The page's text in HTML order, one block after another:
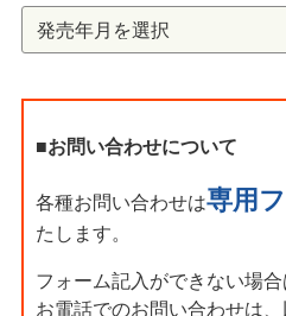
■お問い合わせについて
各種お問い合わせは専用
たします。
フォーム記入ができない場合
お電話でのお問い合わせは